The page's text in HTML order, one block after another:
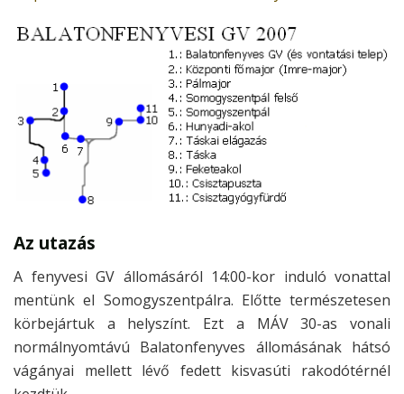
Az utazás
A fenyvesi GV állomásáról 14:00-kor induló vonattal
mentünk el Somogyszentpálra. Előtte természetesen
körbejártuk a helyszínt. Ezt a MÁV 30-as vonali
normálnyomtávú Balatonfenyves állomásának hátsó
vágányai mellett lévő fedett kisvasúti rakodótérnél